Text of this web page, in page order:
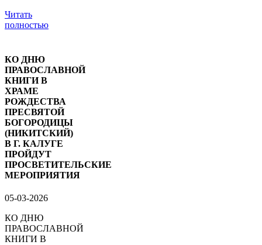
Читать
полностью
КО ДНЮ
ПРАВОСЛАВНОЙ
КНИГИ В
ХРАМЕ
РОЖДЕСТВА
ПРЕСВЯТОЙ
БОГОРОДИЦЫ
(НИКИТСКИЙ)
В Г. КАЛУГЕ
ПРОЙДУТ
ПРОСВЕТИТЕЛЬСКИЕ
МЕРОПРИЯТИЯ
05-03-2026
КО ДНЮ
ПРАВОСЛАВНОЙ
КНИГИ В